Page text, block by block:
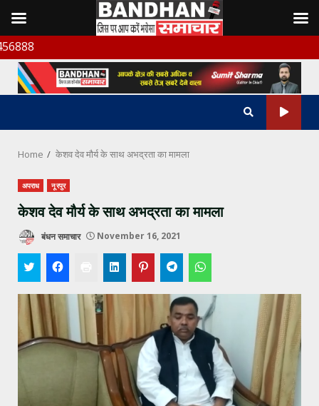
Skip
to
content
Home केशव देव मौर्य के साथ अभद्रता का मामला
अपराध नूरपुर
केशव देव मौर्य के साथ अभद्रता का मामला
बंधन समाचार November 16, 2021